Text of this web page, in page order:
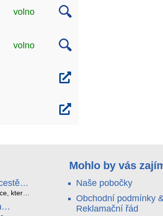
volno
volno
ze
která
na
Mohlo by vás
Naše pobočky
Obchodní podmínky
Reklamační řád